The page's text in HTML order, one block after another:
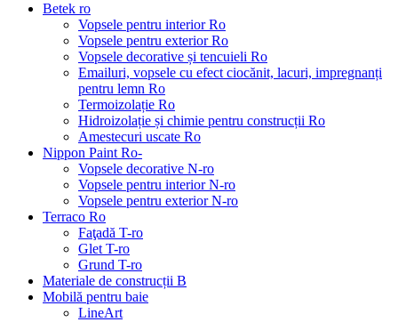
Betek ro
Vopsele pentru interior Ro
Vopsele pentru exterior Ro
Vopsele decorative și tencuieli Ro
Emailuri, vopsele cu efect ciocănit, lacuri, impregnanți
pentru lemn Ro
Termoizolație Ro
Hidroizolație și chimie pentru construcții Ro
Amestecuri uscate Ro
Nippon Paint Ro-
Vopsele decorative N-ro
Vopsele pentru interior N-ro
Vopsele pentru exterior N-ro
Terraco Ro
Faţadă T-ro
Glet T-ro
Grund T-ro
Materiale de construcții B
Mobilă pentru baie
LineArt